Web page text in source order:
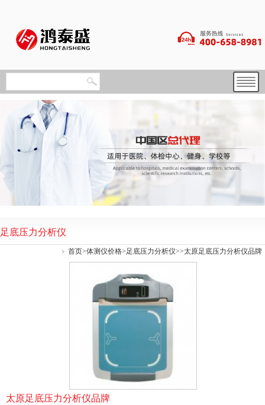
足底压力分析仪
首页>体测仪价格>足底压力分析仪>>太原足底压力分析仪品牌
太原足底压力分析仪品牌